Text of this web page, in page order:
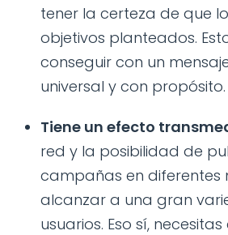
tener la certeza de que
objetivos planteados.
conseguir con un
universal y con propósito.
Tiene un efecto
red y la posibilidad de
campañas en diferentes
alcanzar a una gran
usuarios. Eso sí,